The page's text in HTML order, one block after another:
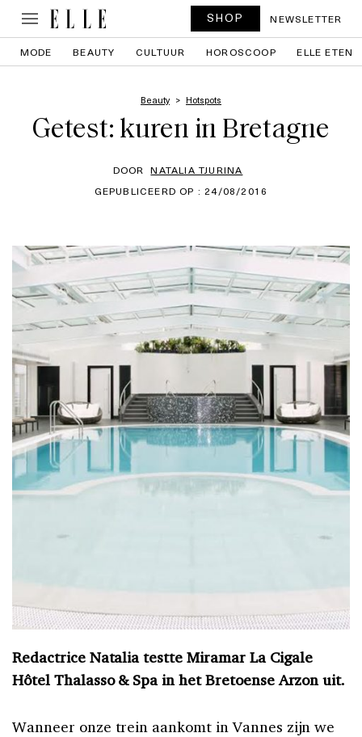
SHOP NEWSLETTER
MODE BEAUTY CULTUUR HOROSCOOP ELLE ETEN
Beauty Hotspots
Getest: kuren in Bretagne
DOOR NATALIA TJURINA
GEPUBLICEERD OP : 24/08/2016
Redactrice Natalia testte Miramar La Cigale
Hôtel Thalasso & Spa in het Bretoense Arzon uit.
Wanneer onze trein aankomt in Vannes zijn we